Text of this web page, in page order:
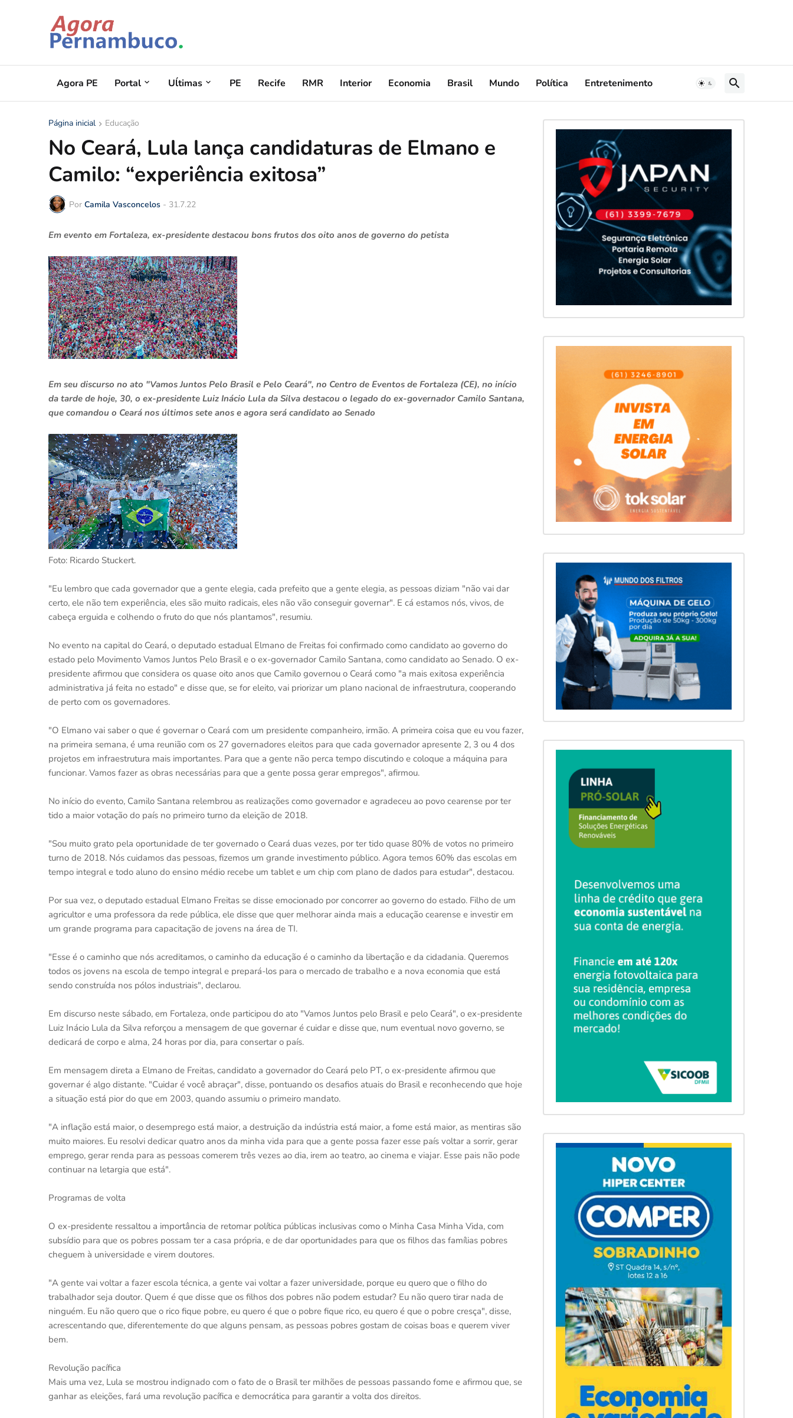
Agora PE Portal Uĺtimas PE Recife RMR Interior Economia Brasil Mundo Política Entretenimento
Página inicial Educação
No Ceará, Lula lança candidaturas de Elmano e
Camilo: “experiência exitosa”
Por Camila Vasconcelos - 31.7.22
Em evento em Fortaleza, ex-presidente destacou bons frutos dos oito anos de governo do petista
Em seu discurso no ato "Vamos Juntos Pelo Brasil e Pelo Ceará", no Centro de Eventos de Fortaleza (CE), no início
da tarde de hoje, 30, o ex-presidente Luiz Inácio Lula da Silva destacou o legado do ex-governador Camilo Santana,
que comandou o Ceará nos últimos sete anos e agora será candidato ao Senado
Foto: Ricardo Stuckert.
"Eu lembro que cada governador que a gente elegia, cada prefeito que a gente elegia, as pessoas diziam "não vai dar
certo, ele não tem experiência, eles são muito radicais, eles não vão conseguir governar". E cá estamos nós, vivos, de
cabeça erguida e colhendo o fruto do que nós plantamos", resumiu.
No evento na capital do Ceará, o deputado estadual Elmano de Freitas foi confirmado como candidato ao governo do
estado pelo Movimento Vamos Juntos Pelo Brasil e o ex-governador Camilo Santana, como candidato ao Senado. O ex-
presidente afirmou que considera os quase oito anos que Camilo governou o Ceará como "a mais exitosa experiência
administrativa já feita no estado" e disse que, se for eleito, vai priorizar um plano nacional de infraestrutura, cooperando
de perto com os governadores.
"O Elmano vai saber o que é governar o Ceará com um presidente companheiro, irmão. A primeira coisa que eu vou fazer,
na primeira semana, é uma reunião com os 27 governadores eleitos para que cada governador apresente 2, 3 ou 4 dos
projetos em infraestrutura mais importantes. Para que a gente não perca tempo discutindo e coloque a máquina para
funcionar. Vamos fazer as obras necessárias para que a gente possa gerar empregos", afirmou.
No início do evento, Camilo Santana relembrou as realizações como governador e agradeceu ao povo cearense por ter
tido a maior votação do país no primeiro turno da eleição de 2018.
"Sou muito grato pela oportunidade de ter governado o Ceará duas vezes, por ter tido quase 80% de votos no primeiro
turno de 2018. Nós cuidamos das pessoas, fizemos um grande investimento público. Agora temos 60% das escolas em
tempo integral e todo aluno do ensino médio recebe um tablet e um chip com plano de dados para estudar", destacou.
Por sua vez, o deputado estadual Elmano Freitas se disse emocionado por concorrer ao governo do estado. Filho de um
agricultor e uma professora da rede pública, ele disse que quer melhorar ainda mais a educação cearense e investir em
um grande programa para capacitação de jovens na área de TI.
"Esse é o caminho que nós acreditamos, o caminho da educação é o caminho da libertação e da cidadania. Queremos
todos os jovens na escola de tempo integral e prepará-los para o mercado de trabalho e a nova economia que está
sendo construída nos pólos industriais", declarou.
Em discurso neste sábado, em Fortaleza, onde participou do ato "Vamos Juntos pelo Brasil e pelo Ceará", o ex-presidente
Luiz Inácio Lula da Silva reforçou a mensagem de que governar é cuidar e disse que, num eventual novo governo, se
dedicará de corpo e alma, 24 horas por dia, para consertar o país.
Em mensagem direta a Elmano de Freitas, candidato a governador do Ceará pelo PT, o ex-presidente afirmou que
governar é algo distante. "Cuidar é você abraçar", disse, pontuando os desafios atuais do Brasil e reconhecendo que hoje
a situação está pior do que em 2003, quando assumiu o primeiro mandato.
"A inflação está maior, o desemprego está maior, a destruição da indústria está maior, a fome está maior, as mentiras são
muito maiores. Eu resolvi dedicar quatro anos da minha vida para que a gente possa fazer esse país voltar a sorrir, gerar
emprego, gerar renda para as pessoas comerem três vezes ao dia, irem ao teatro, ao cinema e viajar. Esse pais não pode
continuar na letargia que está".
Programas de volta
O ex-presidente ressaltou a importância de retomar política públicas inclusivas como o Minha Casa Minha Vida, com
subsídio para que os pobres possam ter a casa própria, e de dar oportunidades para que os filhos das famílias pobres
cheguem à universidade e virem doutores.
"A gente vai voltar a fazer escola técnica, a gente vai voltar a fazer universidade, porque eu quero que o filho do
trabalhador seja doutor. Quem é que disse que os filhos dos pobres não podem estudar? Eu não quero tirar nada de
ninguém. Eu não quero que o rico fique pobre, eu quero é que o pobre fique rico, eu quero é que o pobre cresça", disse,
acrescentando que, diferentemente do que alguns pensam, as pessoas pobres gostam de coisas boas e querem viver
bem.
Revolução pacífica
Mais uma vez, Lula se mostrou indignado com o fato de o Brasil ter milhões de pessoas passando fome e afirmou que, se
ganhar as eleições, fará uma revolução pacífica e democrática para garantir a volta dos direitos.